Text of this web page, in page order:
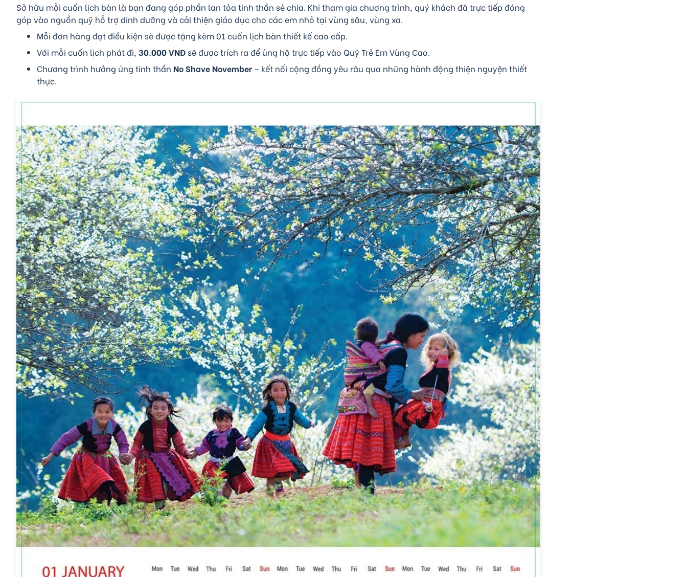
Sở hữu mỗi cuốn lịch bàn là bạn đang góp phần lan tỏa tinh thần sẻ chia. Khi tham gia chương trình, quý khách đã trực tiếp đóng
góp vào nguồn quỹ hỗ trợ dinh dưỡng và cải thiện giáo dục cho các em nhỏ tại vùng sâu, vùng xa.
Mỗi đơn hàng đạt điều kiện sẽ được tặng kèm 01 cuốn lịch bàn thiết kế cao cấp.
Với mỗi cuốn lịch phát đi, 30.000 VNĐsẽ được trích ra để ủng hộ trực tiếp vào Quỹ Trẻ Em Vùng Cao.
Chương trình hưởng ứng tinh thần No Shave November – kết nối cộng đồng yêu râu qua những hành động thiện nguyện thiết
thực.